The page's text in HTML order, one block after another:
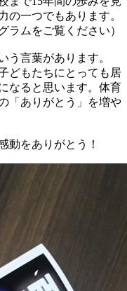
の一つでもあります。
ラムをご覧ください）
う言葉があります。
どもたちにとっても居
なると思います。体育
「ありがとう」を増や
動をありがとう！